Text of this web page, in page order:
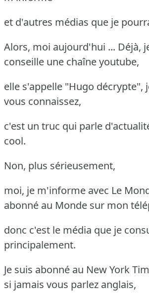
et d'autres médias que je
Alors, moi aujourd'hui ... Déjà,
conseille une chaîne youtube,
elle s'appelle "Hugo décrypte",
vous connaissez,
c'est un truc qui parle
cool.
Non, plus sérieusement,
moi, je m'informe avec Le
abonné au Monde sur mon
donc c'est le média que je
principalement.
Je suis abonné au New York
si jamais vous parlez anglais,